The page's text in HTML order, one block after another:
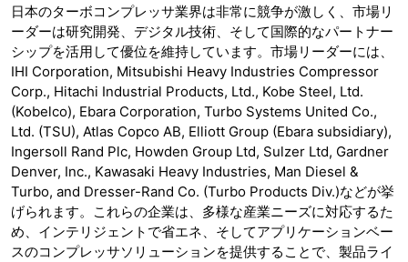
日本のターボコンプレッサ業界は非常に競争が激しく、市場リ
ーダーは研究開発、デジタル技術、そして国際的なパートナー
シップを活用して優位を維持しています。市場リーダーには、
IHI Corporation, Mitsubishi Heavy Industries Compressor
Corp., Hitachi Industrial Products, Ltd., Kobe Steel, Ltd.
(Kobelco), Ebara Corporation, Turbo Systems United Co.,
Ltd. (TSU), Atlas Copco AB, Elliott Group (Ebara subsidiary),
Ingersoll Rand Plc, Howden Group Ltd, Sulzer Ltd, Gardner
Denver, Inc., Kawasaki Heavy Industries, Man Diesel &
Turbo, and Dresser-Rand Co. (Turbo Products Div.)などが挙
げられます。これらの企業は、多様な産業ニーズに対応するた
め、インテリジェントで省エネ、そしてアプリケーションベー
スのコンプレッサソリューションを提供することで、製品ライ